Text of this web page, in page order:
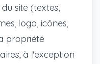
site (textes,
logo, icônes,
propriété
à l'exception